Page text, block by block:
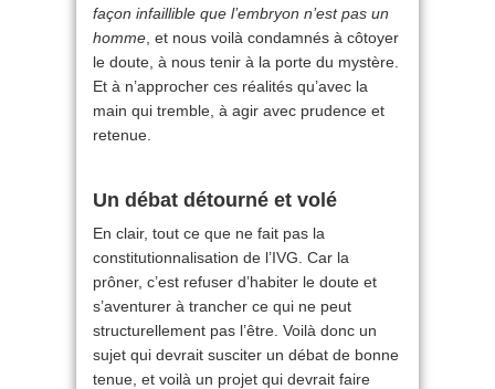
façon infaillible que l’embryon n’est pas un
homme , et nous voilà condamnés à côtoyer
le doute, à nous tenir à la porte du mystère.
Et à n’approcher ces réalités qu’avec la
main qui tremble, à agir avec prudence et
retenue.
Un débat détourné et volé
En clair, tout ce que ne fait pas la
constitutionnalisation de l’IVG. Car la
prôner, c’est refuser d’habiter le doute et
s’aventurer à trancher ce qui ne peut
structurellement pas l’être. Voilà donc un
sujet qui devrait susciter un débat de bonne
tenue, et voilà un projet qui devrait faire